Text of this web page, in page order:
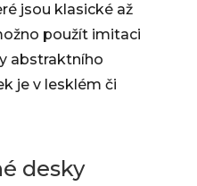
jsou klasické až
použít imitaci
abstraktního
je v lesklém či
desky